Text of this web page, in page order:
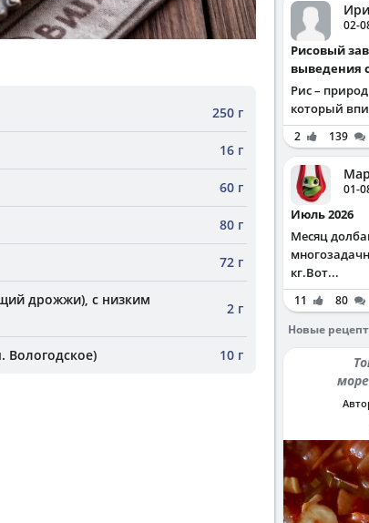
250 г
16 г
60 г
80 г
72 г
дрожжи), с низким
2 г
Вологодское) 10 г
02-
Рисовый завтрак для
выведения
Рис –
который
2 139
01-
Июль 2026
Месяц
кг.Вот...
11
80
Новые
Томатный с